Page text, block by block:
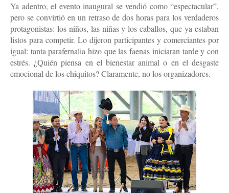
Ya adentro, el evento inaugural se vendió como “espectacular”,
pero se convirtió en un retraso de dos horas para los verdaderos
protagonistas: los niños, las niñas y los caballos, que ya estaban
listos para competir. Lo dijeron participantes y comerciantes por
igual: tanta parafernalia hizo que las faenas iniciaran tarde y con
estrés. ¿Quién piensa en el bienestar animal o en el desgaste
emocional de los chiquitos? Claramente, no los organizadores.